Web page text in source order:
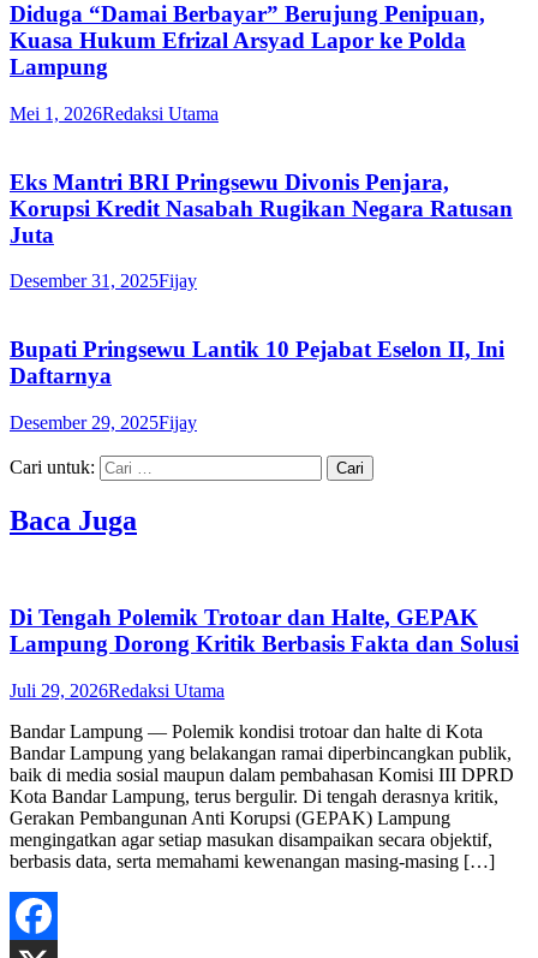
Diduga “Damai Berbayar” Berujung Penipuan,
Kuasa Hukum Efrizal Arsyad Lapor ke Polda
Lampung
Mei 1, 2026Redaksi Utama
Eks Mantri BRI Pringsewu Divonis Penjara,
Korupsi Kredit Nasabah Rugikan Negara Ratusan
Juta
Desember 31, 2025Fijay
Bupati Pringsewu Lantik 10 Pejabat Eselon II, Ini
Daftarnya
Desember 29, 2025Fijay
Cari untuk:
Baca Juga
Di Tengah Polemik Trotoar dan Halte, GEPAK
Lampung Dorong Kritik Berbasis Fakta dan Solusi
Juli 29, 2026Redaksi Utama
Bandar Lampung — Polemik kondisi trotoar dan halte di Kota
Bandar Lampung yang belakangan ramai diperbincangkan publik,
baik di media sosial maupun dalam pembahasan Komisi III DPRD
Kota Bandar Lampung, terus bergulir. Di tengah derasnya kritik,
Gerakan Pembangunan Anti Korupsi (GEPAK) Lampung
mengingatkan agar setiap masukan disampaikan secara objektif,
berbasis data, serta memahami kewenangan masing-masing […]